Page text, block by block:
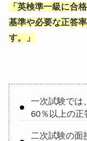
「 英検準一級に合
基準や必要な正答
す。
」
一次試験では
60％以上の正
二次試験の面